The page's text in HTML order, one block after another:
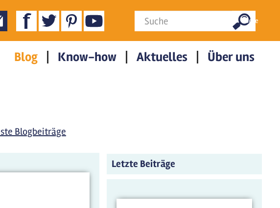
Suchformular Suche
Blog Know-how Aktuelles Über uns
Blogbeiträge
Letzte Beiträge